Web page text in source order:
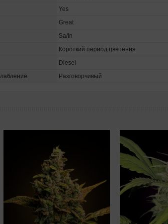
Yes
Great
Sa/In
Короткий период цветения
Diesel
Разговорчивый